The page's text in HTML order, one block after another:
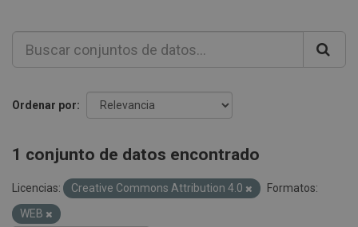
Ordenar por
1 conjunto de datos encontrado
Licencias: Creative Commons Attribution 4.0
Formatos:
WEB